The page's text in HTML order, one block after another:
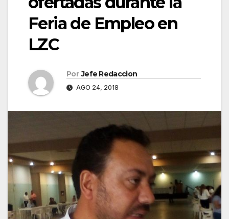
Feria de Empleo en
LZC
Por Jefe Redaccion
AGO 24, 2018